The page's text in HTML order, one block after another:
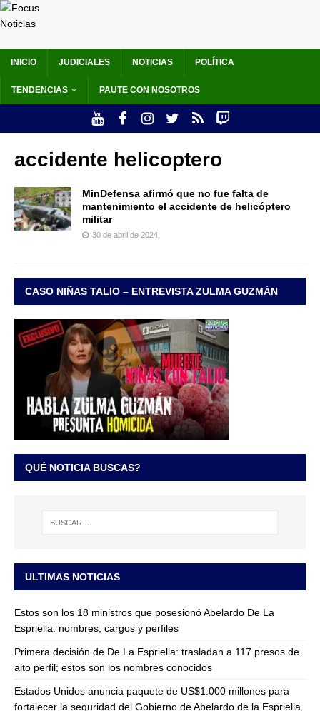
INICIO JUDICIALES NOTICIAS POLÍTICA
TENDENCIAS PAUTE CON NOSOTROS
accidente helicoptero
MinDefensa afirmó que no fue falta de
mantenimiento el accidente de helicóptero
militar
30 de abril de 2024
CASO NIÑAS TALIO – ENTREVISTA ZULMA GUZMÁN
QUÉ NOTICIA BUSCAS?
ULTIMAS NOTICIAS
Estos son los 18 ministros que posesionó Abelardo De La
Espriella: nombres, cargos y perfiles
Primera decisión de De La Espriella: trasladan a 117 presos de
alto perfil; estos son los nombres conocidos
Estados Unidos anuncia paquete de US$1.000 millones para
fortalecer la seguridad del Gobierno de Abelardo de la Espriella